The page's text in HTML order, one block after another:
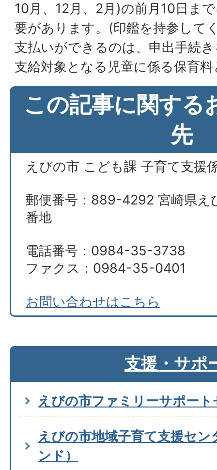
10月、12月、2月)の前月10日ま
要があります。(印鑑を持参して
支払いができるのは、申出手続
支給対象となる児童に係る保育
この記事に関する
先
えびの市 こども課 子育て支援
郵便番号：889-4292 宮崎県え
番地
電話番号：0984-35-3738
ファクス：0984-35-0401
お問い合わせはこちら
支援・サポ
えびの市ファミリーサポー
えびの市地域子育て支援セ
ンド）